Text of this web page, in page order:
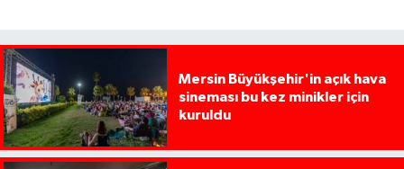
Mersin Büyükşehir'in açık hava
sineması bu kez minikler için
kuruldu